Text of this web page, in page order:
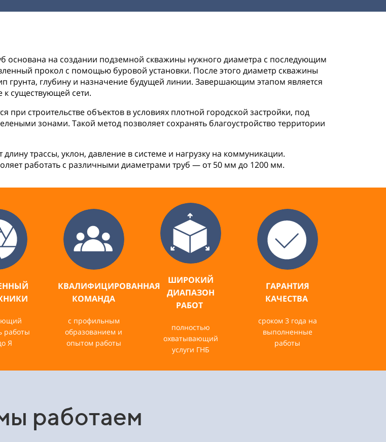
основана на создании подземной скважины нужного диаметра с последующим
прокол с помощью буровой установки. После этого диаметр скважины
грунта, глубину и назначение будущей линии. Завершающим этапом является
к существующей сети.
строительстве объектов в условиях плотной городской застройки, под
зонами. Такой метод позволяет сохранять благоустройство территории
трассы, уклон, давление в системе и нагрузку на коммуникации.
работать с различными диаметрами труб — от 50 мм до 1200 мм.
работы
Я
КВАЛИФИЦИРОВАННАЯ
КОМАНДА
с профильным
образованием и
опытом работы
ШИРОКИЙ
ДИАПАЗОН
РАБОТ
полностью
охватывающий
услуги ГНБ
ГАРАНТИЯ
КАЧЕСТВА
сроком 3 года на
выполненные
работы
работаем